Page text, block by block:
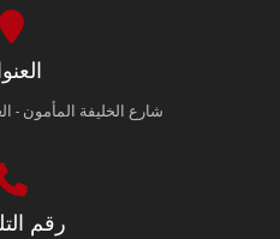
شارع الخليفة المأمون -
رقم